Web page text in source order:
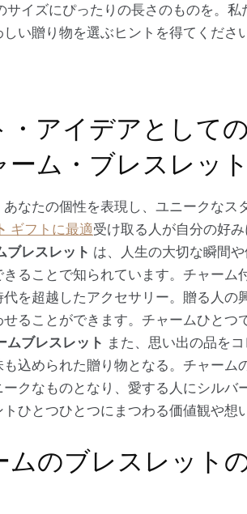
サイズにぴったりの長さのものを。
い贈り物を選ぶヒントを得てくださ
アイデアとして
ム・ブレスレット
なたの個性を表現し、ユニークなス
ギフトに最適受け取る人が自分の好
ブレスレット は、人生の大切な瞬間
ることで知られています。チャーム
を超越したアクセサリー。贈る人の
ることができます。チャームひとつ
ムブレスレット また、思い出の品を
込められた贈り物となる。チャーム
クなものとなり、愛する人にシルバ
ひとつひとつにまつわる価値観や想
ムのブレスレット